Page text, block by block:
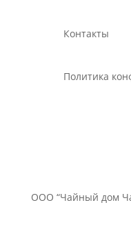
Контакты
Политика
ООО “Чайный дом